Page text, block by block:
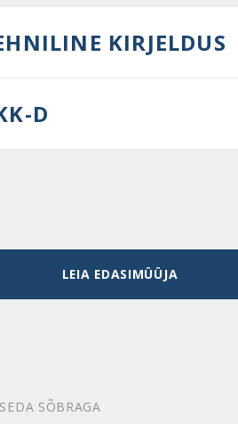
KIRJELDUS
D
LEIA EDASIMÜÜJA
SÕBRAGA